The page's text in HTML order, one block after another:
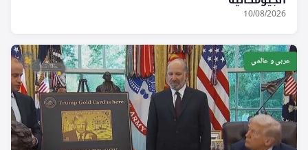
10/08/2026
عربي و عالمي